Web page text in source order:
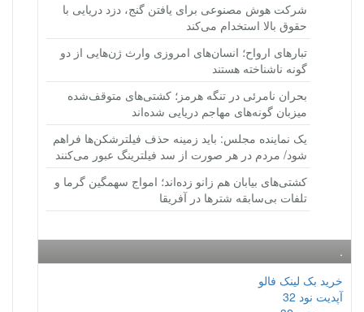
شرکت هوش مصنوعی برای یافتن گنج، دزد دریایی با
حقوق بالا استخدام می‌کند
تبارهای ارواح؛ انسان‌های امروزی وارث ژن‌هایی از دو
گونه ناشناخته هستند
بحران نامرئی در تنگه هرمز؛ کشتی‌های متوقف‌شده
میزبان گونه‌های مهاجم دریایی شده‌اند
یک نماینده مجلس: باید زمینه حذف فیلترشکن‌ها فراهم
شود/ مردم در هر صورت از سد فیلترینگ عبور می‌کنند
کشتی‌های بیابان هم زانو زده‌اند؛ امواج سهمگین گرما و
تلفات بی‌سابقه شترها در آفریقا
.
خرید بک لینک فالو
آپدیت نود 32